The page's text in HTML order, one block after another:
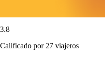
3.8
Calificado por 27 viajeros